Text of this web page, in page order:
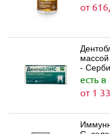
от
-
есть в
от 1